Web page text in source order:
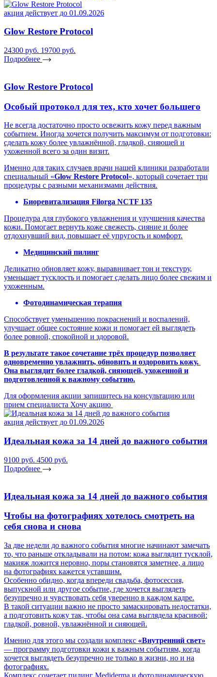
акция действует до 01.09.2026
Glow Restore Protocol
24300 руб. 19700 руб.
Подробнее
Glow Restore Protocol
Особый протокол для тех, кто хочет большего
Не всегда достаточно просто освежить кожу перед важным
событием. Иногда хочется получить максимум от подготовки:
сделать кожу более увлажнённой, гладкой, сияющей и
ухоженной всего за один визит.
Именно для таких случаев врачи нашей клиники разработали
специальный «Glow Restore Protocol«, который сочетает три
процедуры с разными механизмами действия.
Биоревитализация Filorga NCTF 135
Процедура для глубокого увлажнения и улучшения качества
кожи. Помогает вернуть коже свежесть, сияние и более
отдохнувший вид, повышает её упругость и комфорт.
Медицинский пилинг
Деликатно обновляет кожу, выравнивает тон и текстуру,
уменьшает тусклость и помогает сделать лицо более свежим и
ухоженным.
Фотодинамическая терапия
Способствует уменьшению покраснений и воспалений,
улучшает общее состояние кожи и помогает ей выглядеть
более ровной, спокойной и здоровой.
В результате такое сочетание трёх процедур позволяет
одновременно увлажнить, обновить и оздоровить кожу.
Она выглядит более гладкой, сияющей, ухоженной и
подготовленной к важному событию.
Для оформления акции запишитесь на консультацию или
прием специалиста Хочу акцию
акция действует до 01.09.2026
Идеальная кожа за 14 дней до важного события
9100 руб. 4500 руб.
Подробнее
Идеальная кожа за 14 дней до важного события
Чтобы на фотографиях хотелось смотреть на
себя снова и снова
За две недели до важного события многие начинают замечать
то, что раньше откладывали на потом: кожа выглядит тусклой,
макияж ложится неровно, поры становятся заметнее, а лицо
на фотографиях кажется уставшим.
Особенно обидно, когда впереди свадьба, фотосессия,
выпускной или другое событие, где хочется выглядеть
безупречно и чувствовать себя уверенно в каждом кадре.
В такой ситуации важно не просто замаскировать недостатки,
а подготовить кожу так, чтобы она сама выглядела красивой:
гладкой, ровной, увлажнённой и сияющей.
Именно для этого мы создали комплекс «Внутренний свет»
— программу подготовки кожи к важным событиям, когда
хочется выглядеть безупречно не только в жизни, но и на
фотографиях.
Комплекс сочетает пилинг Mediderma и фотодинамическую